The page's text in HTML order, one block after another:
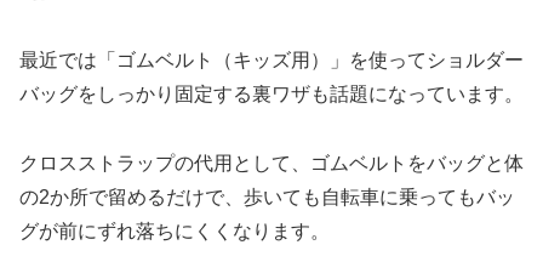
最近では「ゴムベルト（キッズ用）」を使ってショルダー
バッグをしっかり固定する裏ワザも話題になっています。
クロスストラップの代用として、ゴムベルトをバッグと体
の2か所で留めるだけで、歩いても自転車に乗ってもバッ
グが前にずれ落ちにくくなります。